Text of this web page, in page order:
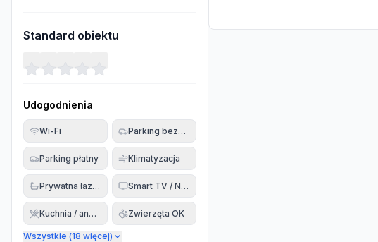
Standard obiektu
Udogodnienia
Wi-Fi Parking bezpłatny
Parking płatny Klimatyzacja
Prywatna łazienka Smart TV / Netflix
Kuchnia / aneks Zwierzęta OK
Wszystkie (18 więcej)